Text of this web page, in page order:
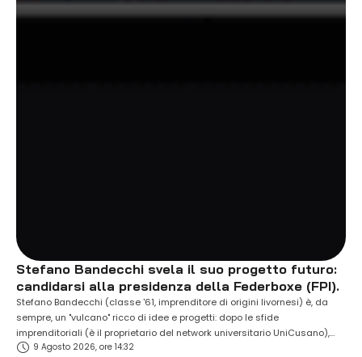
Stefano Bandecchi svela il suo progetto futuro:
candidarsi alla presidenza della Federboxe (FPI).
Stefano Bandecchi (classe '61, imprenditore di origini livornesi) è, da
sempre, un "vulcano" ricco di idee e progetti: dopo le sfide
imprenditoriali (è il proprietario del network universitario UniCusano),
l'impegno nel calcio (è stato presidente della Ternana calcio riuscendo
9 Agosto 2026, ore 14:32